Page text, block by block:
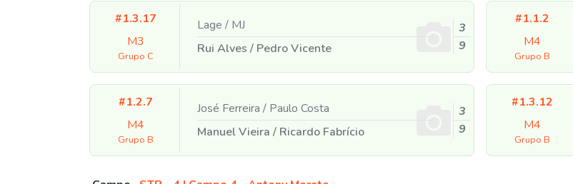
#1.3.17
M3
Grupo C
Lage /MJ
Rui Alves /Pedro Vicente
3
9
#1.1.2
M4
Grupo B
#1.2.7
M4
Grupo B
José Ferreira /Paulo Costa
Manuel Vieira /Ricardo Fabrício
3
9
#1.3.12
M4
Grupo B